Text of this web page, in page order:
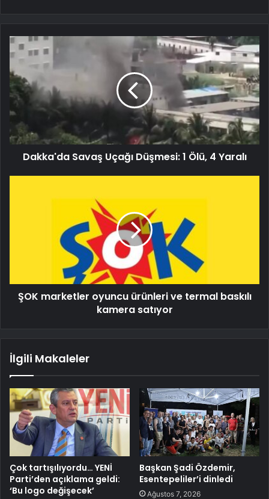
Dakka'da Savaş Uçağı Düşmesi: 1 Ölü, 4 Yaralı
ŞOK marketler oyuncu ürünleri ve termal baskılı
kamera satıyor
İlgili Makaleler
Çok tartışılıyordu… YENİ
Parti’den açıklama geldi:
‘Bu logo değişecek’
Başkan Şadi Özdemir,
Esentepeliler’i dinledi
Ağustos 7, 2026